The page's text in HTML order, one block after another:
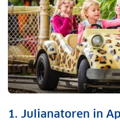
1. Julianatoren in